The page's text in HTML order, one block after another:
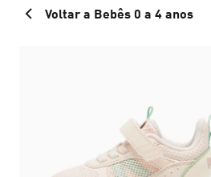
Voltar a Bebês 0 a 4 anos